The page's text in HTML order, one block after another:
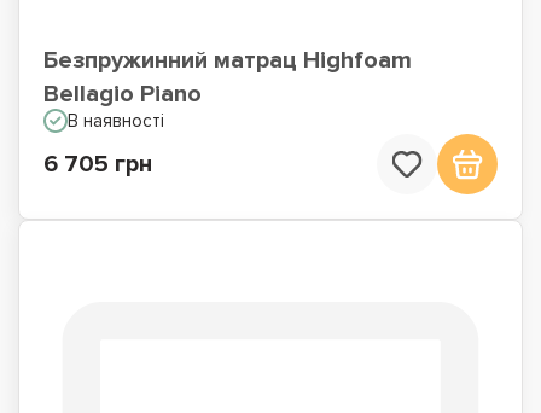
Безпружинний матрац Highfoam
Bellagio Piano
В наявності
6 705 грн